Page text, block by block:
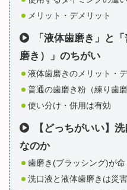
メリット・デメリット
「液体歯磨き」と
磨き）」のちがい
液体歯磨きのメリット・
普通の歯磨き粉（練り歯
使い分け・併用は有効
【どっちがいい】
なのか
歯磨き(ブラッシング)が命
洗口液と液体歯磨きは災